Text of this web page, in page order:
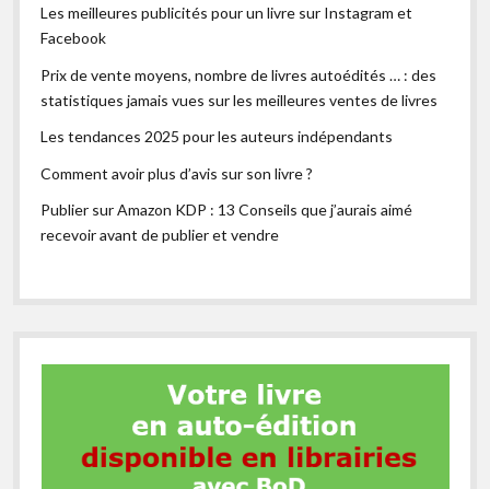
Les meilleures publicités pour un livre sur Instagram et
Facebook
Prix de vente moyens, nombre de livres autoédités … : des
statistiques jamais vues sur les meilleures ventes de livres
Les tendances 2025 pour les auteurs indépendants
Comment avoir plus d’avis sur son livre ?
Publier sur Amazon KDP : 13 Conseils que j’aurais aimé
recevoir avant de publier et vendre